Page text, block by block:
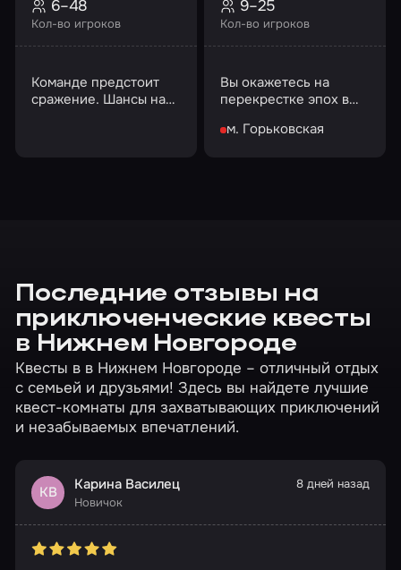
Кол-во игроков
6–48
Команде предстоит
сражение. Шансы на
Кол-во игроков
9–25
Вы окажетесь на
перекрестке эпох в
треугольнике…
м. Горьковская
Последние отзывы на
приключенческие квесты
в Нижнем Новгороде
Квесты в в Нижнем Новгороде – отличный отдых
с семьей и друзьями! Здесь вы найдете лучшие
квест-комнаты для захватывающих приключений
и незабываемых впечатлений.
КВ Карина Василец
Новичок
8 дней назад